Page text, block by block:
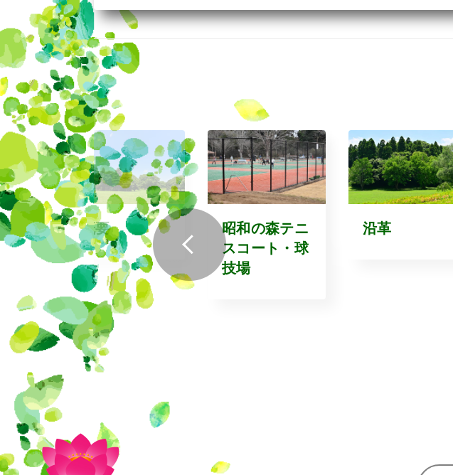
用
へ
概要
昭和の森テニ
スコート・球
技場
沿革